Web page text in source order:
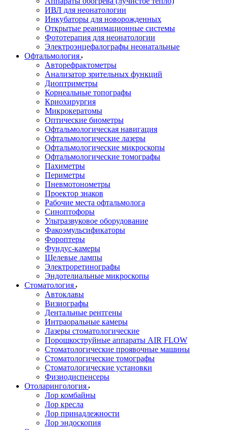
ИВЛ для неонатологии
Инкубаторы для новорожденных
Открытые реанимационные системы
Фототерапия для неонатологии
Электроэнцефалографы неонатальные
Офтальмология
Авторефрактометры
Анализатор зрительных функций
Диоптриметры
Корнеальные топографы
Криохирургия
Микрокератомы
Оптические биометры
Офтальмологическая навигация
Офтальмологические лазеры
Офтальмологические микроскопы
Офтальмологические томографы
Пахиметры
Периметры
Пневмотонометры
Проектор знаков
Рабочие места офтальмолога
Синоптофоры
Ультразвуковое оборудование
Факоэмульсификаторы
Фороптеры
Фундус-камеры
Щелевые лампы
Электроретинографы
Эндотелиальные микроскопы
Стоматология
Автоклавы
Визиографы
Дентальные рентгены
Интраоральные камеры
Лазеры стоматологические
Порошкоструйные аппараты AIR FLOW
Стоматологические проявочные машины
Стоматологические томографы
Стоматологические установки
Физиодиспенсеры
Отоларингология
Лор комбайны
Лор кресла
Лор принадлежности
Лор эндоскопия